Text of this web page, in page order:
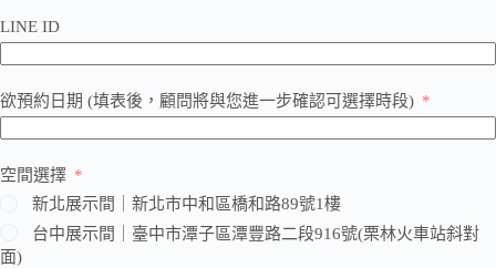
LINE ID
欲預約日期 (填表後，顧問將與您進一步確認可選擇時段)
空間選擇
新北展示間｜新北市中和區橋和路89號1樓
台中展示間｜臺中市潭子區潭豐路二段916號(栗林火車站斜對
面)